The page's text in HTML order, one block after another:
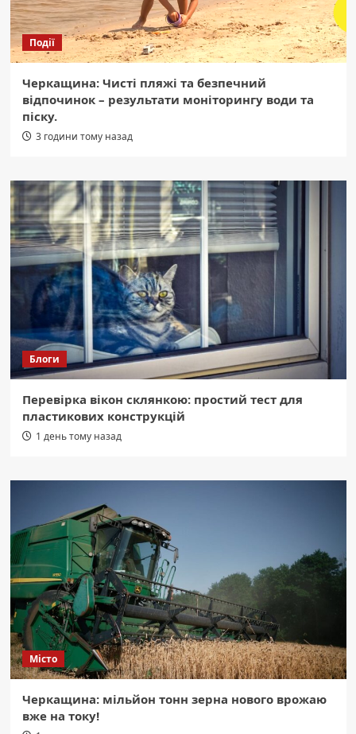
Події
Черкащина: Чисті пляжі та безпечний
відпочинок – результати моніторингу води та
піску.
3 години тому назад
Блоги
Перевірка вікон склянкою: простий тест для
пластикових конструкцій
1 день тому назад
Місто
Черкащина: мільйон тонн зерна нового врожаю
вже на току!